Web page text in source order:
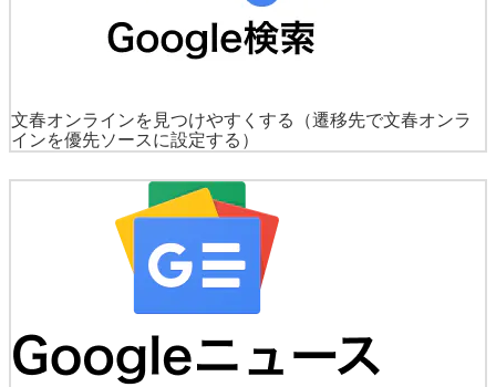
文春オンラインを見つけやすくする
（遷移先で文春オンラ
インを優先ソースに設定する）